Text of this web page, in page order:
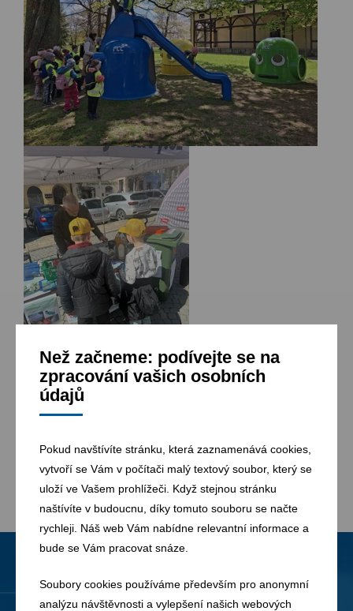
Než začneme: podívejte se na
zpracování vašich osobních
údajů
Pokud navštívíte stránku, která zaznamenává cookies,
vytvoří se Vám v počítači malý textový soubor, který se
uloží ve Vašem prohlížeči. Když stejnou stránku
naštívíte v budoucnu, díky tomuto souboru se načte
rychleji. Náš web Vám nabídne relevantní informace a
bude se Vám pracovat snáze.
Soubory cookies používáme především pro anonymní
analýzu návštěvnosti a vylepšení našich webových
Zpět na novinky
Novinky Všechny novinky